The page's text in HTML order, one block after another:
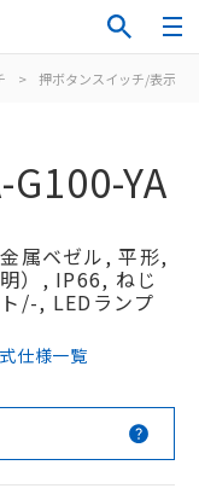
> 押ボタンスイッチ/表示灯
YA
属ベゼル, 平形,
）, IP66, ねじ
/-, LEDランプ
仕様一覧